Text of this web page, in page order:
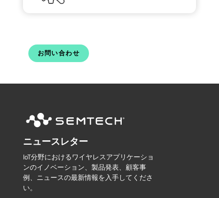
お問い合わせ
ニュースレター
IoT分野におけるワイヤレスアプリケーショ
ンのイノベーション、製品発表、顧客事
例、ニュースの最新情報を入手してくださ
い。